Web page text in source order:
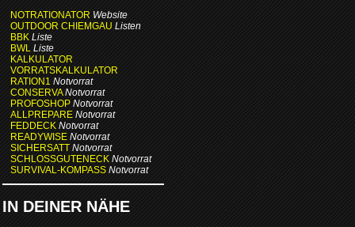
NOTRATIONATOR Website
OUTDOOR CHIEMGAU Listen
BBK Liste
BWL Liste
KALKULATOR
VORRATSKALKULATOR
RATION1 Notvorrat
CONSERVA Notvorrat
PROFOSHOP Notvorrat
ALLPREPARE Notvorrat
FEDDECK Notvorrat
READYWISE Notvorrat
SICHERSATT Notvorrat
SCHLOSSGUTENECK Notvorrat
SURVIVAL-KOMPASS Notvorrat
IN DEINER NÄHE